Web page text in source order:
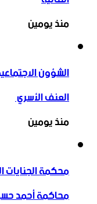
منذ يومين
الشؤون
العنف الأسري ‏
منذ يومين
محكمة
محاكمة أحمد